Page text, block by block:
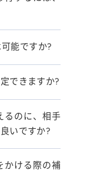
能ですか?
できますか?
るのに、相手
いですか?
かける際の補